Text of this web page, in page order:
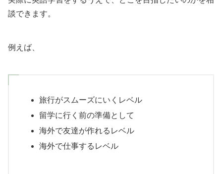
談できます。
例えば、
旅行がスムーズにいくレベル
留学に行く前の準備として
海外で友達が作れるレベル
海外で仕事するレベル